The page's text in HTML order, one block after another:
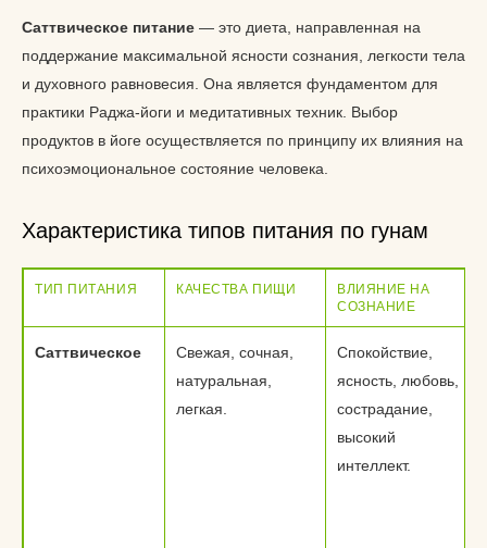
Саттвическое питание — это диета, направленная на
поддержание максимальной ясности сознания, легкости тела
и духовного равновесия. Она является фундаментом для
практики Раджа-йоги и медитативных техник. Выбор
продуктов в йоге осуществляется по принципу их влияния на
психоэмоциональное состояние человека.
Характеристика типов питания по гунам
ТИП ПИТАНИЯ КАЧЕСТВА ПИЩИ
ВЛИЯНИЕ НА
СОЗНАНИЕ
Саттвическое
Свежая, сочная,
натуральная,
легкая.
Спокойствие,
ясность, любовь,
сострадание,
высокий
интеллект.